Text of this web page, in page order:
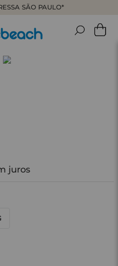
SÃO PAULO*
juros